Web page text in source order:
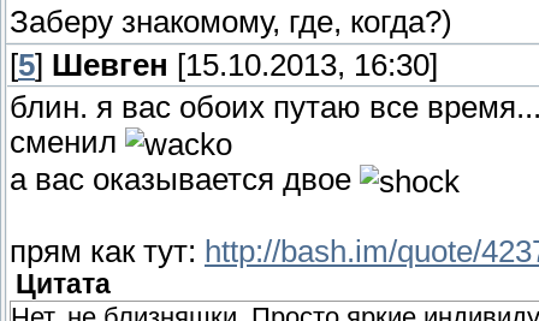
Заберу знакомому, где, когда?)
[5] Шевген [15.10.2013, 16:30]
блин. я вас обоих путаю все
сменил
а вас оказывается двое
прям как тут: http://bash.im/quote/
Цитата